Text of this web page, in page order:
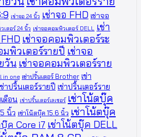
เช่าจอ 24 นิ้ว เช่าจอ FHD เช่าจอ
เตอร์ 24 นิ้ว เช่าจอคอมพิวเตอร์ DELL
เช่า
เช่าจอคอมพิวเตอร์ระ
มพิวเตอร์รายปี เช่าจอ
วัน เช่าจอคอมพิวเตอร์ราย
in one เช่าปริ้นเตอร์ Brother เช่า
ช่าปริ้นเตอร์รายปี เช่าปริ้นเตอร์ราย
ดือน เช่าปริ้นเตอร์เลเซอร์ เช่าโน้ตบุ๊ค
นิ้ว เช่าโน้ตบุ๊ค 15.6 นิ้ว เช่าโน้ตบุ๊ค
บุ๊ค Core i7 เช่าโน้ตบุ๊ค DELL